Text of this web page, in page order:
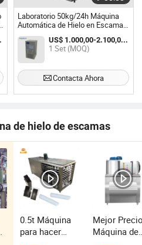
Laboratorio 50kg/24h Máquina
Automática de Hielo en Escamas
Pequeñas para el Transporte de
Vacunas
US$ 1.000,00-2.100,00 / Set
1 Set (MOQ)
Contacta Ahora
de hielo de escamas
0.5t Máquina
para hacer
Mejor
Máquina de